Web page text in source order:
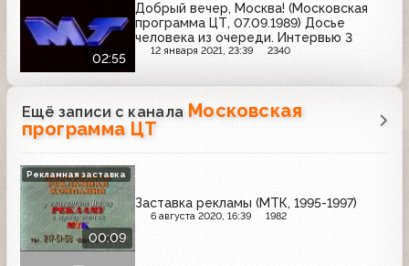
02:55
Добрый вечер, Москва! (Московская
программа ЦТ, 07.09.1989) Досье
человека из очереди. Интервью 3
12 января 2021, 23:39 2340
Ещё записи с канала Московская
программа ЦТ
00:09
Заставка рекламы (МТК, 1995-1997)
6 августа 2020, 16:39 1982
Рекламная заставка